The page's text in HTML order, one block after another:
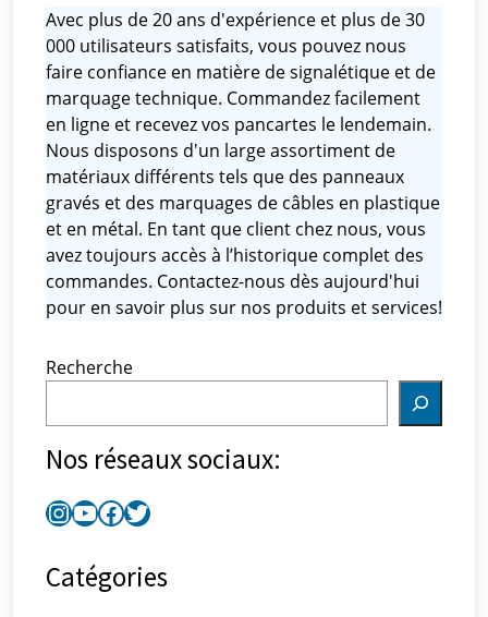
Avec plus de 20 ans d'expérience et plus de 30
000 utilisateurs satisfaits, vous pouvez nous
faire confiance en matière de signalétique et de
marquage technique. Commandez facilement
en ligne et recevez vos pancartes le lendemain.
Nous disposons d'un large assortiment de
matériaux différents tels que des panneaux
gravés et des marquages ​​de câbles en plastique
et en métal. En tant que client chez nous, vous
avez toujours accès à l’historique complet des
commandes. Contactez-nous dès aujourd'hui
pour en savoir plus sur nos produits et services!
Recherche
Nos réseaux sociaux:
Catégories